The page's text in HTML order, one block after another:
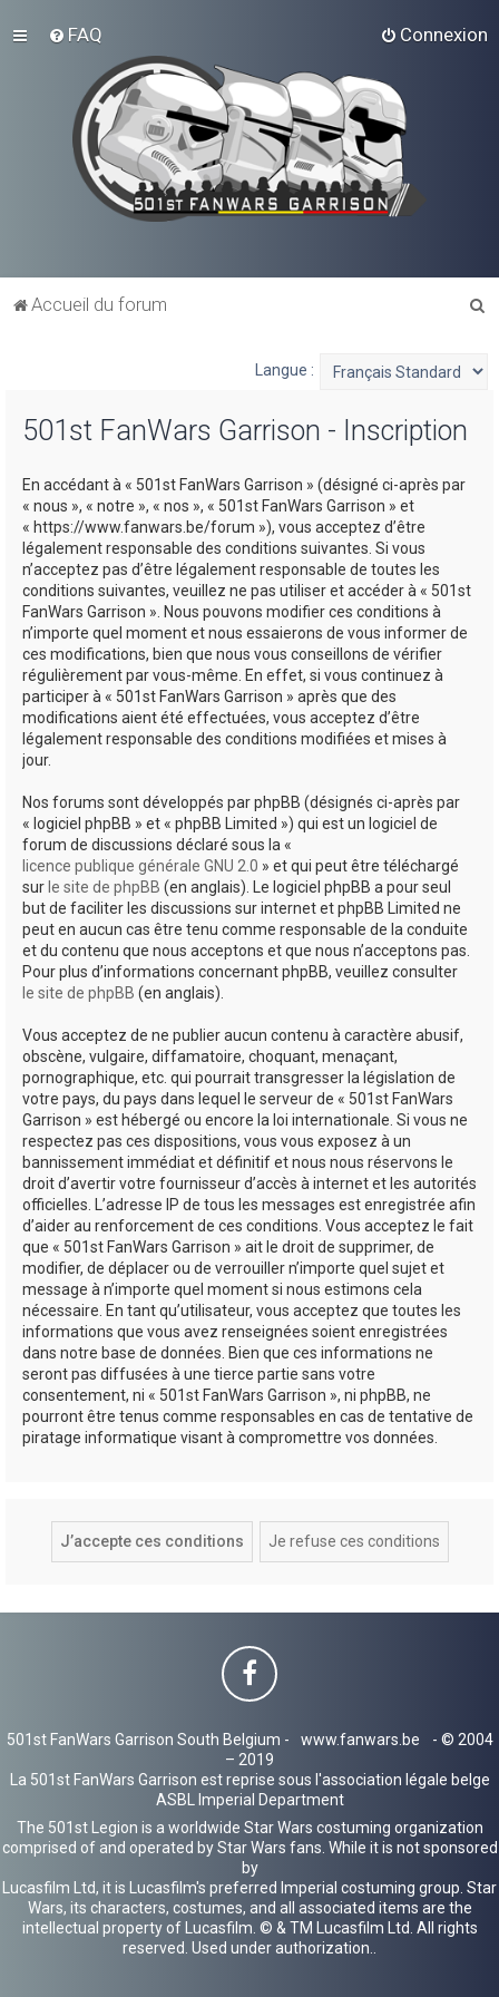
FAQ Connexion
Accueil du forum
Langue :
501st FanWars Garrison - Inscription
En accédant à « 501st FanWars Garrison » (désigné ci-après par
« nous », « notre », « nos », « 501st FanWars Garrison » et
« https://www.fanwars.be/forum »), vous acceptez d’être
légalement responsable des conditions suivantes. Si vous
n’acceptez pas d’être légalement responsable de toutes les
conditions suivantes, veuillez ne pas utiliser et accéder à « 501st
FanWars Garrison ». Nous pouvons modifier ces conditions à
n’importe quel moment et nous essaierons de vous informer de
ces modifications, bien que nous vous conseillons de vérifier
régulièrement par vous-même. En effet, si vous continuez à
participer à « 501st FanWars Garrison » après que des
modifications aient été effectuées, vous acceptez d’être
légalement responsable des conditions modifiées et mises à
jour.
Nos forums sont développés par phpBB (désignés ci-après par
« logiciel phpBB » et « phpBB Limited ») qui est un logiciel de
forum de discussions déclaré sous la «
licence publique générale GNU 2.0 » et qui peut être téléchargé
sur le site de phpBB (en anglais). Le logiciel phpBB a pour seul
but de faciliter les discussions sur internet et phpBB Limited ne
peut en aucun cas être tenu comme responsable de la conduite
et du contenu que nous acceptons et que nous n’acceptons pas.
Pour plus d’informations concernant phpBB, veuillez consulter
le site de phpBB (en anglais).
Vous acceptez de ne publier aucun contenu à caractère abusif,
obscène, vulgaire, diffamatoire, choquant, menaçant,
pornographique, etc. qui pourrait transgresser la législation de
votre pays, du pays dans lequel le serveur de « 501st FanWars
Garrison » est hébergé ou encore la loi internationale. Si vous ne
respectez pas ces dispositions, vous vous exposez à un
bannissement immédiat et définitif et nous nous réservons le
droit d’avertir votre fournisseur d’accès à internet et les autorités
officielles. L’adresse IP de tous les messages est enregistrée afin
d’aider au renforcement de ces conditions. Vous acceptez le fait
que « 501st FanWars Garrison » ait le droit de supprimer, de
modifier, de déplacer ou de verrouiller n’importe quel sujet et
message à n’importe quel moment si nous estimons cela
nécessaire. En tant qu’utilisateur, vous acceptez que toutes les
informations que vous avez renseignées soient enregistrées
dans notre base de données. Bien que ces informations ne
seront pas diffusées à une tierce partie sans votre
consentement, ni « 501st FanWars Garrison », ni phpBB, ne
pourront être tenus comme responsables en cas de tentative de
piratage informatique visant à compromettre vos données.
501st FanWars Garrison South Belgium - www.fanwars.be
- © 2004
– 2019
La 501st FanWars Garrison est reprise sous l'association légale belge
ASBL Imperial Department
The 501st Legion is a worldwide Star Wars costuming organization
comprised of and operated by Star Wars fans. While it is not sponsored
by
Lucasfilm Ltd, it is Lucasfilm's preferred Imperial costuming group. Star
Wars, its characters, costumes, and all associated items are the
intellectual property of Lucasfilm. © & TM Lucasfilm Ltd. All rights
reserved. Used under authorization..